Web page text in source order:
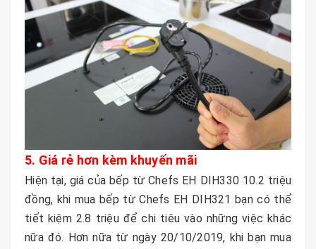
5. Giá rẻ hơn kèm khuyến mãi
Hiện tại, giá của bếp từ Chefs EH DIH330 10.2 triệu
đồng, khi mua bếp từ Chefs EH DIH321 bạn có thể
tiết kiệm 2.8 triệu để chi tiêu vào những việc khác
nữa đó. Hơn nữa từ ngày 20/10/2019, khi bạn mua